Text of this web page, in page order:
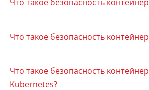
Что такое безопасность
Что такое безопасность
Что такое безопасность
Kubernetes?